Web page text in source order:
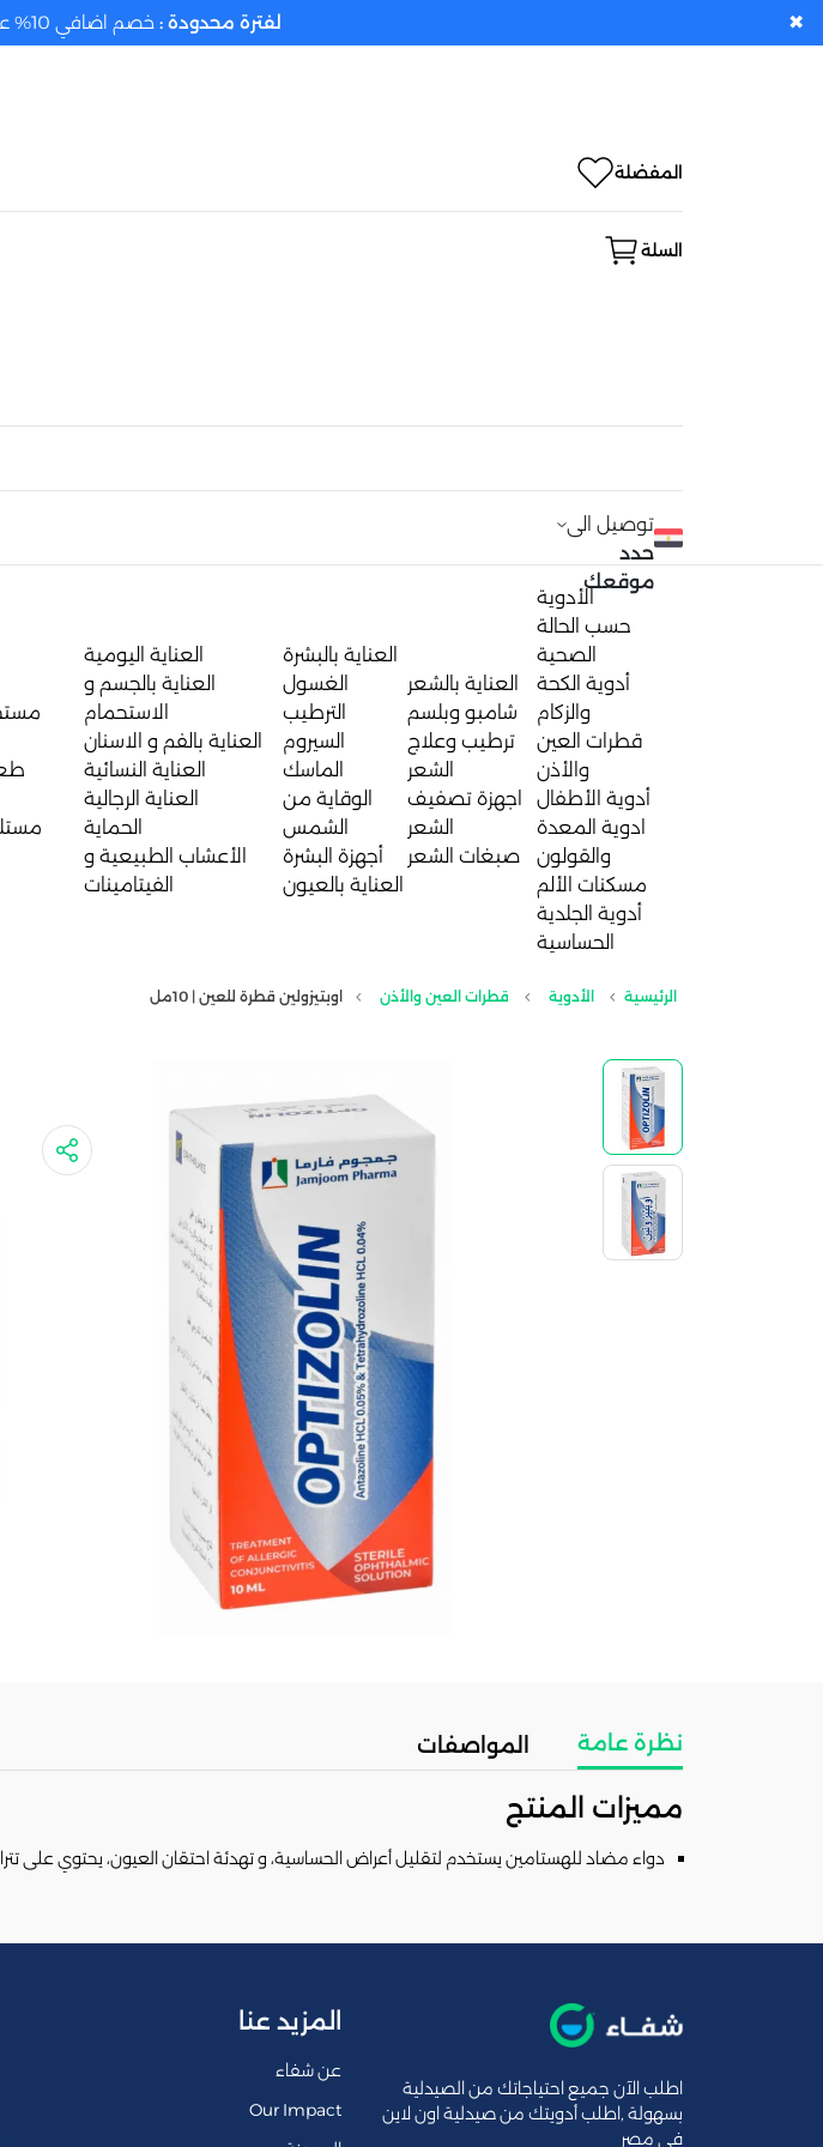
المفضلة
السلة
توصيل الى
حدد
موقعك
الأدوية
حسب الحالة
الصحية
أدوية الكحة
والزكام
قطرات العين
والأذن
أدوية الأطفال
ادوية المعدة
والقولون
مسكنات الألم
أدوية الجلدية
الحساسية
العناية بالشعر
شامبو وبلسم
ترطيب وعلاج
الشعر
اجهزة تصفيف
الشعر
صبغات الشعر
العناية بالبشرة
الغسول
الترطيب
السيروم
الماسك
الوقاية من
الشمس
أجهزة البشرة
العناية بالعيون
العناية اليومية
العناية بالجسم و
الاستحمام
العناية بالفم و الاسنان
العناية النسائية
العناية الرجالية
الحماية
الأعشاب الطبيعية و
الفيتامينات
الرئيسية الأدوية قطرات العين والأذن اوبتيزولين قطرة للعين | 10مل
نظرة عامة المواصفات
مميزات المنتج
دواء مضاد للهستامين يستخدم لتقليل أعراض الحساسية، و تهدئة احتقان العيون، يحتوي على
اطلب الآن جميع احتياجاتك من الصيدلية
بسهولة ,اطلب أدويتك من صيدلية اون لاين
فى مصر
المزيد عنا
عن شفاء
Our Impact
لفترة محدودة : خصم اضافي 10% علي اول اوردر ليك بكوبون ✖